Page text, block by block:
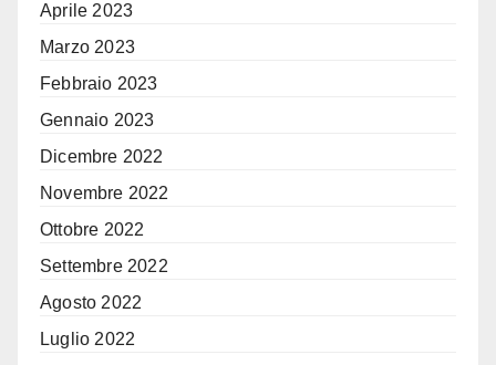
Aprile 2023
Marzo 2023
Febbraio 2023
Gennaio 2023
Dicembre 2022
Novembre 2022
Ottobre 2022
Settembre 2022
Agosto 2022
Luglio 2022